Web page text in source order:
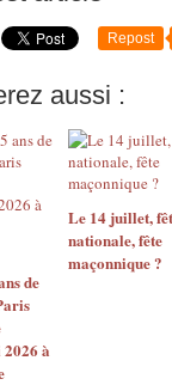
Repost
aussi :
de
à
Le 14 juillet,
nationale, fête
maçonnique ?